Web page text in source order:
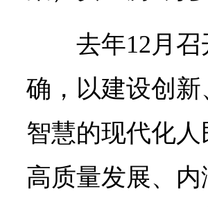
去年12月
确，以建设创
智慧的现代化
高质量发展、